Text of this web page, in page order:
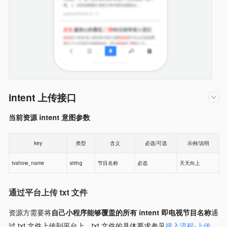
intent 上传接口
当前资源 intent 意图参数
key 类型 含义 必选/可选 示例/说明
tvshow_name string 节目名称 必选 天天向上
通过平台上传 txt 文件
资源方需要将自己小程序能够覆盖的所有 intent 即电视节目名称通